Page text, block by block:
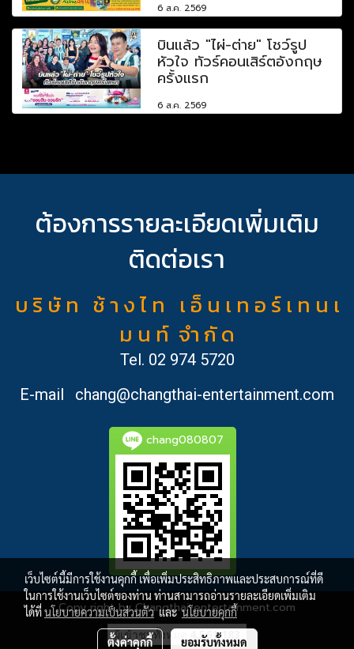
6 ส.ค. 2569
บินแล้ว "ไผ่-ต่าย" โชว์รูป
หัวใจ ทัวร์คอนเสิร์ตอังกฤษ
ครั้งแรก
6 ส.ค. 2569
ต้องการรายละเอียดเพิ่มเติม
ติดต่อเรา
บ ริ ษั ท ช้ า ง ไ ท เ อ็ น เ ท อ ร์ เ ท น เ
ม น ท์ จำ กั ด
Tel. 02 974 5720
E-mail
chang@changthai-entertainment.com
chang080807
Copy right by Changthai-entertainment.com
ผู้เข้าชมทั้งหมด 4,561,183
เว็บไซต์นี้มีการใช้งานคุกกี้ เพื่อเพิ่มประสิทธิภาพและประสบการณ์ที่ดี
ในการใช้งานเว็บไซต์ของท่าน ท่านสามารถอ่านรายละเอียดเพิ่มเติม
ได้ที่นโยบายความเป็นส่วนตัวและนโยบายคุกกี้
ตั้งค่าคุกกี้ ยอมรับทั้งหมด